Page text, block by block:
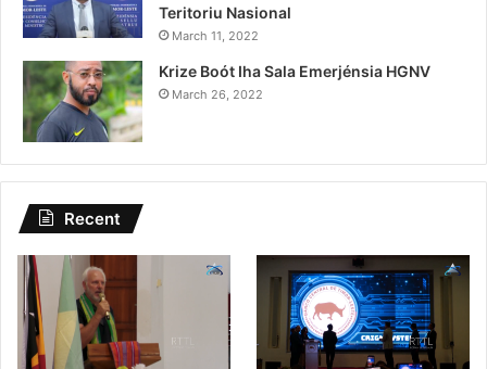
Teritoriu Nasional
March 11, 2022
Krize Boót Iha Sala Emerjénsia HGNV
March 26, 2022
Recent